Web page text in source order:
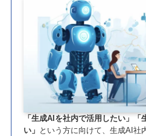
「生成AIを社内で活用したい」
い」 という方に向けて、生成AI社